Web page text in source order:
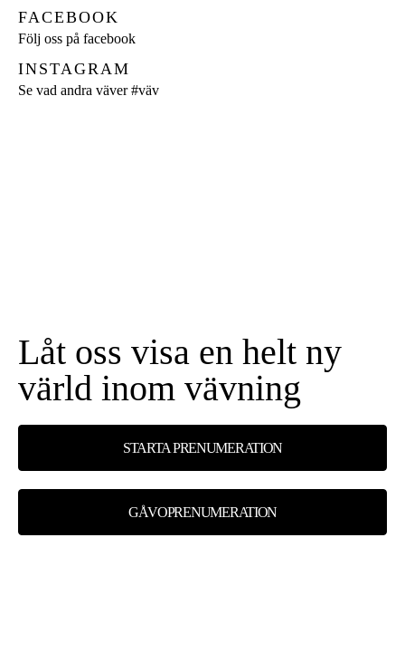
FACEBOOK
Följ oss på facebook
INSTAGRAM
Se vad andra väver#väv
Låt oss visa en helt ny
värld inom vävning
STARTA PRENUMERATION
GÅVOPRENUMERATION